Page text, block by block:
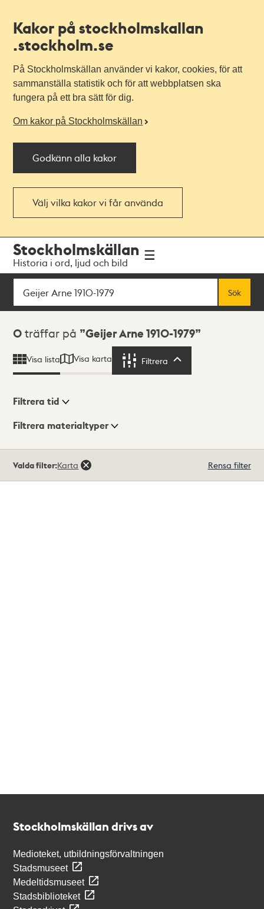
Kakor på stockholmskallan
.stockholm.se
På Stockholmskällan använder vi kakor, cookies, för att
sammanställa statistik och för att webbplatsen ska
fungera på ett bra sätt för dig.
Om kakor på Stockholmskällan
Godkänn alla kakor
Välj vilka kakor vi får använda
navigationen
huvudinnehållet
Stockholmskällan
Historia i ord, ljud och bild
Sök
Sök
Sökresultat
0 träffar på Geijer Arne 1910-1979
Visa lista Visa karta Filtrera
Visningsläge
Filtrera tid
Filtrera materialtyper
träffar
Valda filter:Karta Rensa filter
Stockholmskällan drivs av
Medioteket, utbildningsförvaltningen
Stadsmuseet
Medeltidsmuseet
Stadsbiblioteket